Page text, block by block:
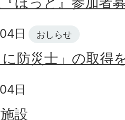
日 おしらせ
に防災士」の取得
日
設